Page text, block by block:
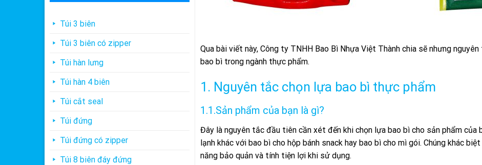
Túi 3 biên
Túi 3 biên có zipper
Túi hàn lưng
Túi hàn 4 biên
Túi cắt seal
Túi đứng
Túi đứng có zipper
Túi 8 biên đáy đứng
Qua bài viết này, Công ty TNHH Bao Bì Nhựa Việt Thành chia sẽ nhưng
bao bì trong ngành thực phẩm.
1. Nguyên tắc chọn lựa bao bì thực phẩm
1.1.Sản phẩm của bạn là gì?
Đây là nguyên tắc đầu tiên cần xét đến khi chọn lựa bao bì cho sản phẩm của
lạnh khác với bao bì cho hộp bánh snack hay bao bì cho mì gói. Chúng khác
năng bảo quản và tính tiện lợi khi sử dụng.